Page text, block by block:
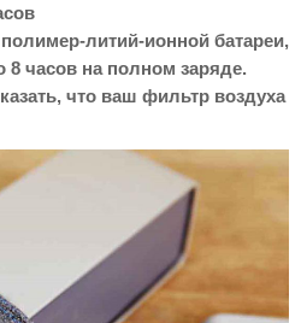
полимер-литий-ионной батареи,
8 часов на полном заряде.
что ваш фильтр воздуха